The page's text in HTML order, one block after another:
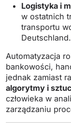
Logistyka i
w ostatnich
transportu
Deutschland.
Automatyzacja
bankowości,
jednak zamiast
algorytmy i
człowieka w
zarządzaniu